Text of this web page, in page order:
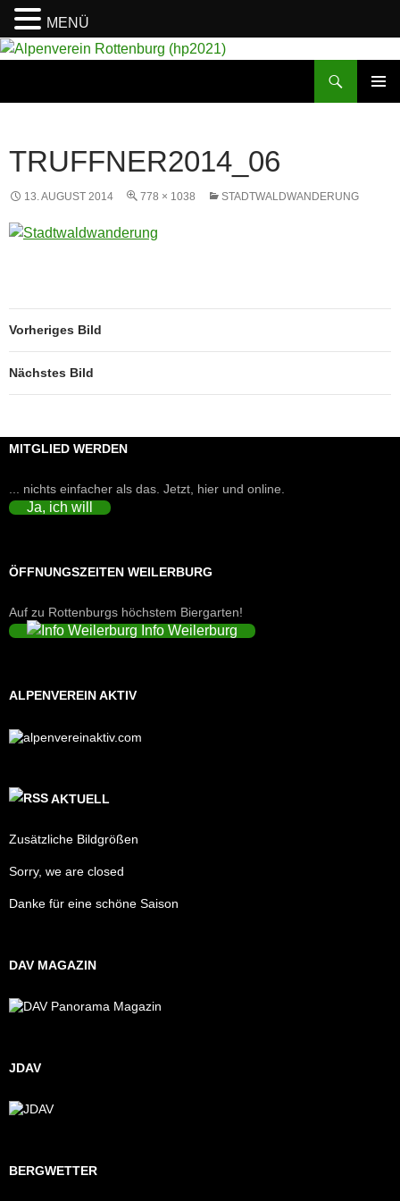
TRUFFNER2014_06
13. AUGUST 2014 778 × 1038 STADTWALDWANDERUNG
Vorheriges Bild
Nächstes Bild
MITGLIED WERDEN
... nichts einfacher als das. Jetzt, hier und online.
Ja, ich will
ÖFFNUNGSZEITEN WEILERBURG
Auf zu Rottenburgs höchstem Biergarten!
Info Weilerburg
ALPENVEREIN AKTIV
AKTUELL
Zusätzliche Bildgrößen
Sorry, we are closed
Danke für eine schöne Saison
DAV MAGAZIN
JDAV
BERGWETTER
MENÜ